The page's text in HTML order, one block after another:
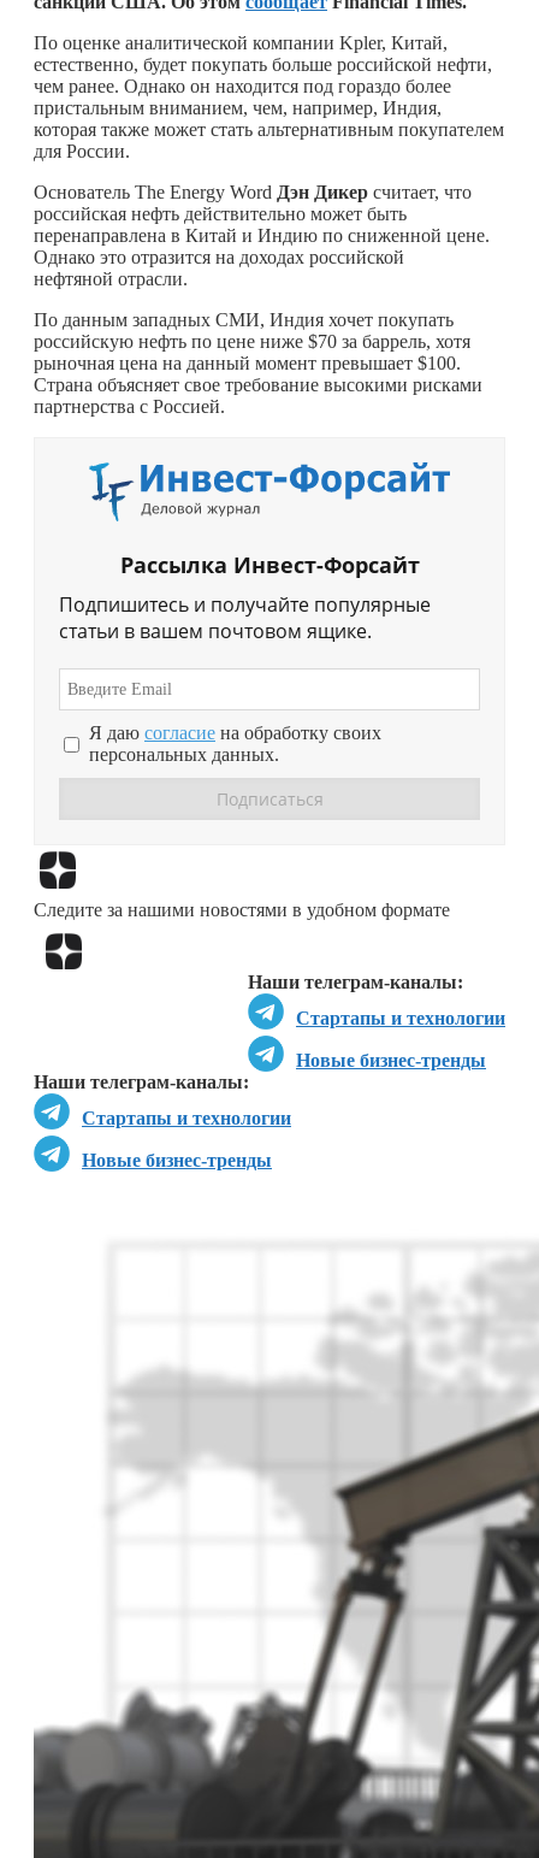
По оценке аналитической компании Kpler, Китай,
естественно, будет покупать больше российской нефти,
чем ранее. Однако он находится под гораздо более
пристальным вниманием, чем, например, Индия,
которая также может стать альтернативным покупателем
для России.
Основатель The Energy Word Дэн Дикер считает, что
российская нефть действительно может быть
перенаправлена в Китай и Индию по сниженной цене.
Однако это отразится на доходах российской
нефтяной отрасли.
По данным западных СМИ, Индия хочет покупать
российскую нефть по цене ниже $70 за баррель, хотя
рыночная цена на данный момент превышает $100.
Страна объясняет свое требование высокими рисками
партнерства с Россией.
Рассылка Инвест-Форсайт
Подпишитесь и получайте популярные
статьи в вашем почтовом ящике.
Я даю согласие на обработку своих
персональных данных.
Следите за нашими новостями в удобном формате
Наши телеграм-каналы:
Стартапы и технологии
Новые бизнес-тренды
Наши телеграм-каналы:
Стартапы и технологии
Новые бизнес-тренды